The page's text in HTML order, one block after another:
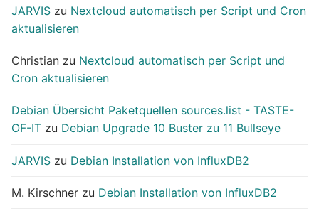
JARVIS zu Nextcloud automatisch per Script und Cron
aktualisieren
Christian zu Nextcloud automatisch per Script und
Cron aktualisieren
Debian Übersicht Paketquellen sources.list - TASTE-
OF-IT zu Debian Upgrade 10 Buster zu 11 Bullseye
JARVIS zu Debian Installation von InfluxDB2
M. Kirschner zu Debian Installation von InfluxDB2